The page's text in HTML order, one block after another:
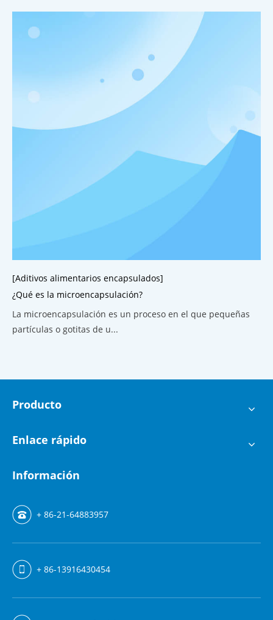
[Aditivos alimentarios encapsulados]
¿Qué es la microencapsulación?
La microencapsulación es un proceso en el que pequeñas
partículas o gotitas de u...
Producto
Enlace rápido
Información
+ 86-21-64883957
+ 86-13916430454